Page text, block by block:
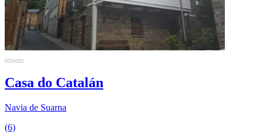
Casa do Catalán
Navia de Suarna
(6)